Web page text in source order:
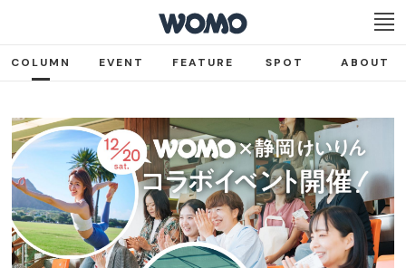
COLUMN EVENT FEATURE SPOT ABOUT